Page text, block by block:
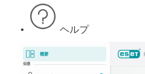
• ヘルプ